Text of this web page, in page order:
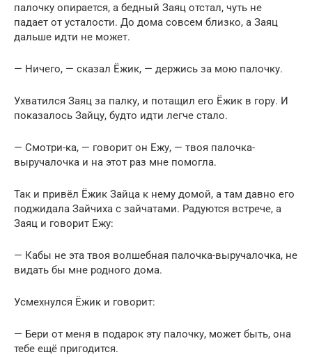
палочку опирается, а бедный Заяц отстал, чуть не
падает от усталости. До дома совсем близко, а Заяц
дальше идти не может.
— Ничего, — сказал Ёжик, — держись за мою палочку.
Ухватился Заяц за палку, и потащил его Ёжик в гору. И
показалось Зайцу, будто идти легче стало.
— Смотри-ка, — говорит он Ежу, — твоя палочка-
выручалочка и на этот раз мне помогла.
Так и привёл Ёжик Зайца к нему домой, а там давно его
поджидала Зайчиха с зайчатами. Радуются встрече, а
Заяц и говорит Ежу:
— Кабы не эта твоя волшебная палочка-выручалочка, не
видать бы мне родного дома.
Усмехнулся Ёжик и говорит:
— Бери от меня в подарок эту палочку, может быть, она
тебе ещё пригодится.